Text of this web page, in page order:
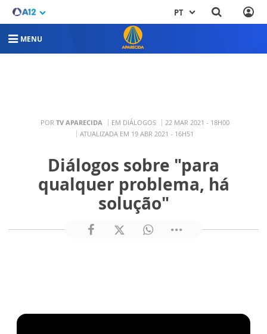
PT
MENU
POR TV APARECIDA EM DIÁLOGOS
22 MAR 2021 - 18H00
ATUALIZADA EM 19 ABR 2021 - 16H51
Diálogos sobre "para
qualquer problema, há
solução"